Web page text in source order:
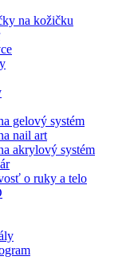
na kožičku
gelový systém
nail art
akrylový systém
o ruky a telo